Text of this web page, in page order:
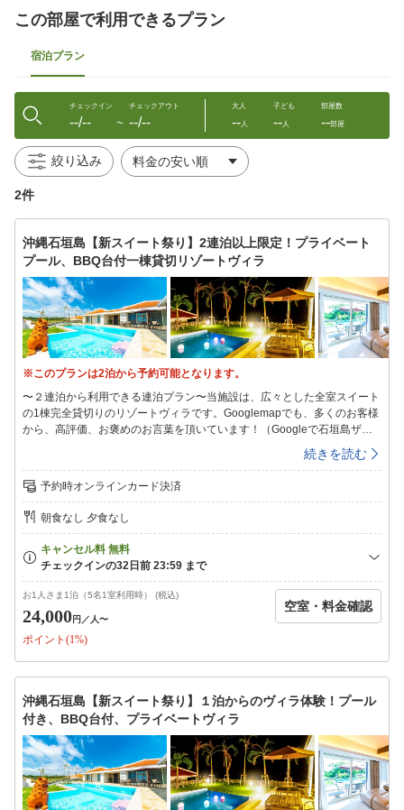
カミソリ
タオル
バスタオル
スリッパ
この部屋で利用できるプラン
宿泊プラン
チェックイン
--/-- 〜
チェックアウト
--/--
大人
--人
子ども
-- 人
部屋数
--部屋
絞り込み
2件
沖縄石垣島【新スイート祭り】2連泊以上限定！プライベート
プール、BBQ台付一棟貸切リゾートヴィラ
※このプランは2泊から予約可能となります。
〜２連泊から利用できる連泊プラン〜当施設は、広々とした全室スイート
の1棟完全貸切りのリゾートヴィラです。Googlemapでも、多くのお客様
から、高評価、お褒めのお言葉を頂いています！（Googleで石垣島ザミ
ヤラガーデンと検索！）別荘感覚あふれる南国のリゾートヴィラは、石垣
島で最高グレードのバケーションリゾート。空港と市街地の真ん中に位置
する便利な宮良地区にあり、南国らしい開放感と光あふれるリゾートヴィ
ラです。カップル、ファミリー、グループ利用にもおすすめです！（なん
と、小学生以下のお子様は大人1名様に付き1名【無料】でご利用可
能！）、ワーケーション、仕事利用でも☆彡石垣島ザミヤラガーデンで、
あなたのリゾート物語を是非お楽しみ下さいませ！《プラン特典》・小学
生以下のお子様は、大人1名様に付き1名分無料！・このプランはBBQ台
のレンタル料は無料！（通常レンタル代3000円）※食材、炭、着火剤は
お客様でご用意下さい・ウエルカムドリンクサービス！さんぴん茶、ミネ
ラルウォーター、コーヒーパックなどご人数様分プレゼント！《施設特
徴》・貸別荘スタイルのリゾートヴィラなのでお酒、飲み物、食材など持
ち込み自由。近隣のスーパーで食材を買ってご自由にお楽しみ下さい。・
子レンジ、トースター、洗濯機・乾燥機、簡易掃除機、ドライヤー、無線
LAN、空気清浄機、電源タップ、アイロン、アイロン台、他《アメニテ
ィ》シャンプー、コンディショナー、ボディソープ、リキッドクレンジン
グ、クレンジングウオッシュ、ローション、ミルク、歯ブラシセット、カ
ミソリ、バスタオル、フェイスタオル、綿棒他※詳細はＨＰまで☆彡チェ
ックイン15:00/チェックアウト10:00鍵のお渡し方法は、予約完了後、楽
天トラベル管理ページ内から、ご連絡致します。数日内に送付される詳細
続きを読む
予約時オンラインカード決済
朝食なし 夕食なし
お1人さま1泊（5名1室利用時） (税込)
24,000円 ／人〜
ポイント(1%)
空室・料金確認
沖縄石垣島【新スイート祭り】１泊からのヴィラ体験！プール
付き、BBQ台付、プライベートヴィラ